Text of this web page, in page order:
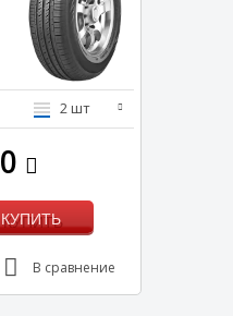
2 шт
КУПИТЬ
В сравнение